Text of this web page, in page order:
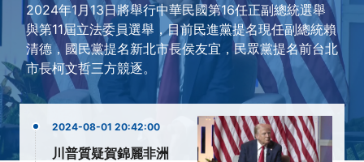
2024年1月13日將舉行中華民國第16任正副總統選舉
與第11屆立法委員選舉，目前民進黨提名現任副總統賴
清德，國民黨提名新北市長侯友宜，民眾黨提名前台北
市長柯文哲三方競逐。
2024-08-01 20:42:00
川普質疑賀錦麗非洲